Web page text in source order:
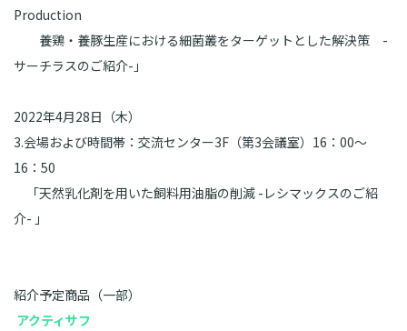
Production
養鶏・養豚生産における細菌叢をターゲットとした解決策 -
サーチラスのご紹介-」
2022年4月28日（木）
3.会場および時間帯：交流センター3F（第3会議室）16：00～
16：50
「天然乳化剤を用いた飼料用油脂の削減 -レシマックスのご紹
介- 」
紹介予定商品（一部）
アクティサフ